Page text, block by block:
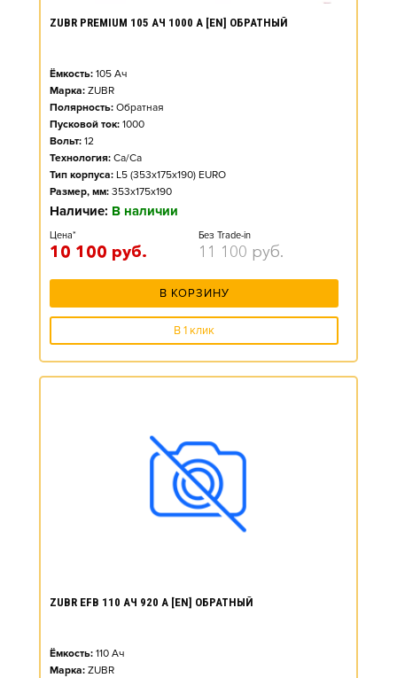
ZUBR PREMIUM 105 АЧ 1000 А [EN] ОБРАТНЫЙ
Ёмкость: 105 Ач
Марка: ZUBR
Полярность: Обратная
Пусковой ток: 1000
Вольт: 12
Технология: Ca/Ca
Тип корпуса: L5 (353x175x190) EURO
Размер, мм: 353x175x190
Наличие: В наличии
Цена*
10 100 руб.
Без Trade-in
11 100 руб.
В КОРЗИНУ
В 1 клик
ZUBR EFB 110 АЧ 920 А [EN] ОБРАТНЫЙ
Ёмкость: 110 Ач
Марка: ZUBR